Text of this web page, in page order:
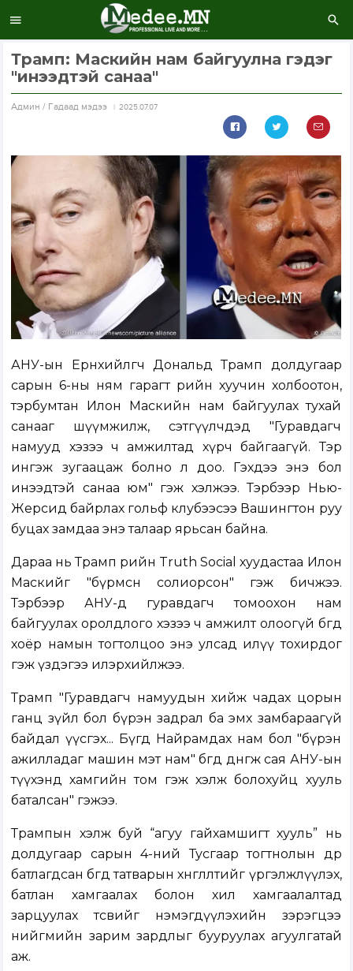
Трамп: Маскийн нам байгуулна гэдэг
"инээдтэй санаа"
Aдмин / Гадаад мэдээ 2025.07.07
АНУ-ын Ерөнхийлөгч Дональд Трамп долдугаар
сарын 6-ны ням гарагт өөрийн хуучин холбоотон,
тэрбумтан Илон Маскийн нам байгуулах тухай
санааг шүүмжилж, сэтгүүлчдэд "Гуравдагч
намууд хэзээ ч амжилтад хүрч байгаагүй. Тэр
ингэж зугаацаж болно л доо. Гэхдээ энэ бол
инээдтэй санаа юм" гэж хэлжээ. Тэрбээр Нью-
Жерсид байрлах гольф клубээсээ Вашингтон руу
буцах замдаа энэ талаар ярьсан байна.
Дараа нь Трамп өөрийн Truth Social хуудастаа Илон
Маскийг "бүрмөсөн солиорсон" гэж бичжээ.
Тэрбээр АНУ-д гуравдагч томоохон нам
байгуулах оролдлого хэзээ ч амжилт олоогүй бөгөөд
хоёр намын тогтолцоо энэ улсад илүү тохирдог
гэж үздэгээ илэрхийлжээ.
Трамп "Гуравдагч намуудын хийж чадах цорын
ганц зүйл бол бүрэн задрал ба эмх замбараагүй
байдал үүсгэх... Бүгд Найрамдах нам бол "бүрэн
ажилладаг машин мэт нам" бөгөөд дөнгөж сая АНУ-ын
түүхэнд хамгийн том гэж хэлж болохуйц хууль
баталсан" гэжээ.
Трампын хэлж буй “агуу гайхамшигт хууль” нь
долдугаар сарын 4-ний Тусгаар тогтнолын өдөр
батлагдсан бөгөөд татварын хөнгөлөлтийг үргэлжлүүлэх,
батлан хамгаалах болон хил хамгаалалтад
зарцуулах төсвийг нэмэгдүүлэхийн зэрэгцээ
нийгмийн зарим зардлыг бууруулах агуулгатай
аж.